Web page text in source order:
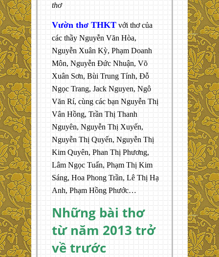
thơ
Vườn thơ THKT với thơ của
các thầy Nguyễn Văn Hòa,
Nguyễn Xuân Kỳ, Phạm Doanh
Môn, Nguyễn Đức Nhuận, Võ
Xuân Sơn, Bùi Trung Tính, Đỗ
Ngọc Trang, Jack Nguyen, Ngô
Văn Rí, cùng các bạn Nguyễn Thị
Vân Hồng, Trần Thị Thanh
Nguyên, Nguyễn Thị Xuyến,
Nguyễn Thị Quyến, Nguyễn Thị
Kim Quyên, Phan Thị Phương,
Lâm Ngọc Tuấn, Phạm Thị Kim
Sáng, Hoa Phong Trần, Lê Thị Hạ
Anh, Phạm Hồng Phước…
Những bài thơ
từ năm 2013 trở
về trước